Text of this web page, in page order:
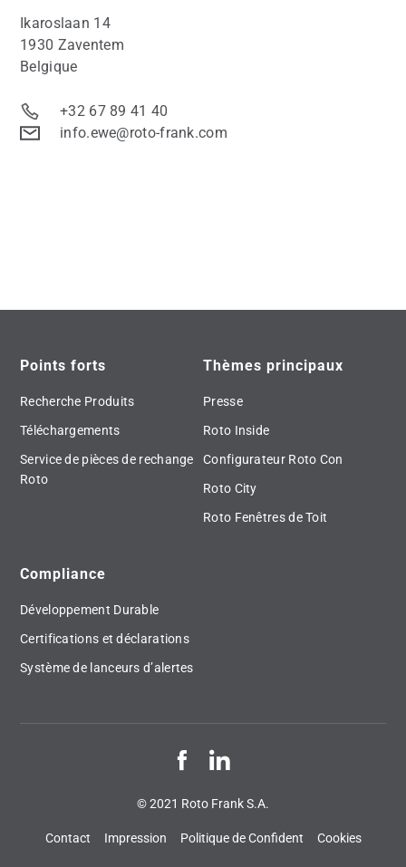
Ikaroslaan 14
1930 Zaventem
Belgique
+32 67 89 41 40
info.ewe@roto-frank.com
Points forts
Recherche Produits
Téléchargements
Service de pièces de rechange
Roto
Thèmes principaux
Presse
Roto Inside
Configurateur Roto Con
Roto City
Roto Fenêtres de Toit
Compliance
Développement Durable
Certifications et déclarations
Système de lanceurs d’alertes
© 2021 Roto Frank S.A.
Contact Impression Politique de Confident Cookies